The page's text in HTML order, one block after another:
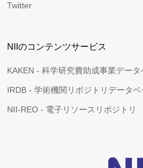
Twitter
NIIのコンテンツサービス
KAKEN - 科学研究費助成事業データ
IRDB - 学術機関リポジトリデータベ
NII-REO - 電子リソースリポジトリ